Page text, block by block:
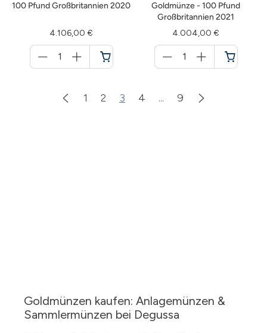
100 Pfund Großbritannien 2020
4.106,00 €
für
Warenkorb
Goldmünze - 100 Pfund
Großbritannien 2021
4.004,00 €
für
Warenkorb
1 2 3 4 ... 9
Goldmünzen kaufen: Anlagemünzen &
Sammlermünzen bei Degussa